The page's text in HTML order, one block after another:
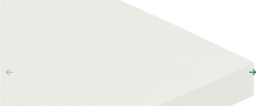
Précédent